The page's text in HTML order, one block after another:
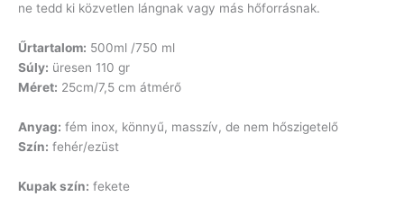
ne tedd ki közvetlen lángnak vagy más hőforrásnak.
Űrtartalom: 500ml /750 ml
Súly: üresen 110 gr
Méret: 25cm/7,5 cm átmérő
Anyag: fém inox, könnyű, masszív, de nem hőszigetelő
Szín: fehér/ezüst
Kupak szín: fekete